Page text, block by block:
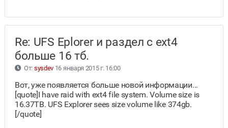
Re: UFS Eplorer и раздел с ext4
больше 16 тб.
От: sysdev 16 января 2015 г. 16:00
Вот, уже появляется больше новой информации...
[quote]I have raid with ext4 file system. Volume size is
16.37TB. UFS Explorer sees size volume like 374gb.
[/quote]